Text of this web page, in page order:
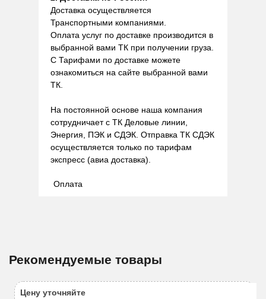
Доставка осуществляется
Транспортными компаниями.
Оплата услуг по доставке производится в
выбранной вами ТК при получении груза.
С Тарифами по доставке можете
ознакомиться на сайте выбранной вами
ТК.
На постоянной основе наша компания
сотрудничает с ТК Деловые линии,
Энергия, ПЭК и СДЭК. Отправка ТК СДЭК
осуществляется только по тарифам
экспресс (авиа доставка).
Оплата
Рекомендуемые товары
Цену уточняйте